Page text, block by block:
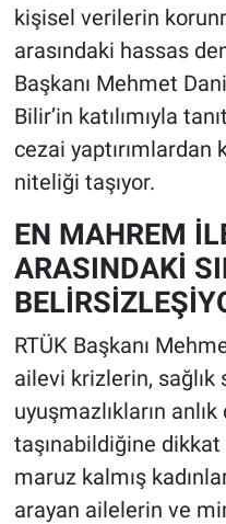
kişisel verilerin
arasındaki hassas
Başkanı Mehmet
Bilir’in katılımıyla
cezai yaptırımlardan
niteliği taşıyor.
EN MAHREM
ARASINDAKİ
RTÜK Başkanı
ailevi krizlerin, sağlık
uyuşmazlıkların
taşınabildiğine
maruz kalmış
arayan ailelerin ve